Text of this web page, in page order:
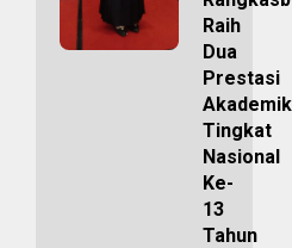
Raih
Dua
Prestasi
Akademik
Tingkat
Nasional
Ke-
13
Tahun